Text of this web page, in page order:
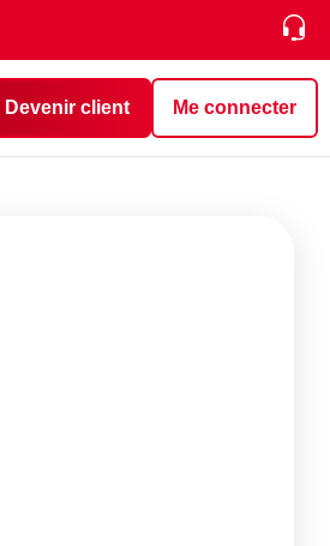
Devenir client Me connecter